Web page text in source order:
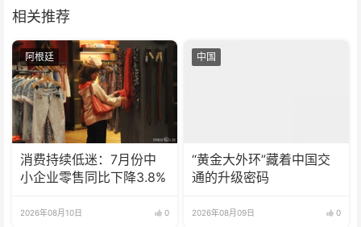
相关推荐
阿根廷
消费持续低迷：7月份中
小企业零售同比下降3.8%
2026年08月10日 0
中国
“黄金大外环”藏着中国交
通的升级密码
2026年08月09日 0